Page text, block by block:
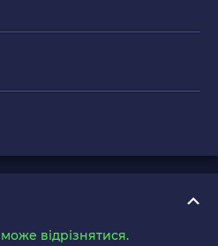
відрізнятися.